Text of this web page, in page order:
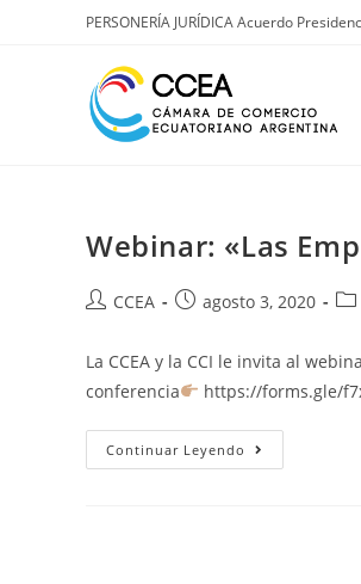
PERSONERÍA JURÍDICA Acuerdo
Webinar: «Las
Autor
la
entrada:
CCEA
Publicación
entrada:
agosto 3, 2020
la
La CCEA y la CCI le invita al
conferencia
https://forms.gle/
Continuar Leyendo Webinar:
«Las